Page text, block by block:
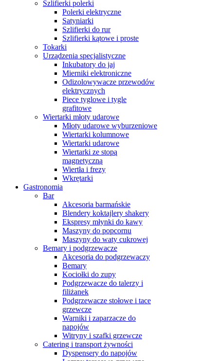
Szlifierki polerki
Polerki elektryczne
Satyniarki
Szlifierki do rur
Szlifierki kątowe i proste
Tokarki
Urządzenia specjalistyczne
Inkubatory do jaj
Mierniki elektroniczne
Odizolowywacze przewodów
elektrycznych
Piece tyglowe i tygle
grafitowe
Wiertarki młoty udarowe
Młoty udarowe wyburzeniowe
Wiertarki kolumnowe
Wiertarki udarowe
Wiertarki ze stopą
magnetyczną
Wiertła i frezy
Wkrętarki
Gastronomia
Bar
Akcesoria barmańskie
Blendery koktajlery shakery
Ekspresy młynki do kawy
Maszyny do popcornu
Maszyny do waty cukrowej
Bemary i podgrzewacze
Akcesoria do podgrzewaczy
Bemary
Kociołki do zupy
Podgrzewacze do talerzy i
filiżanek
Podgrzewacze stołowe i tace
grzewcze
Warniki i zaparzacze do
napojów
Witryny i szafki grzewcze
Catering i transport żywności
Dyspensery do napojów